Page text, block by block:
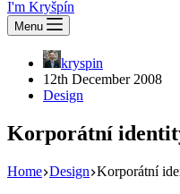
I'm Kryšpín
Menu
kryspin
12th December 2008
Design
Korporátní
Home Design Korporátní